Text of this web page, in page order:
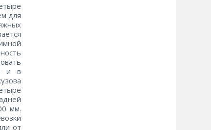
для
и в
мм.
от